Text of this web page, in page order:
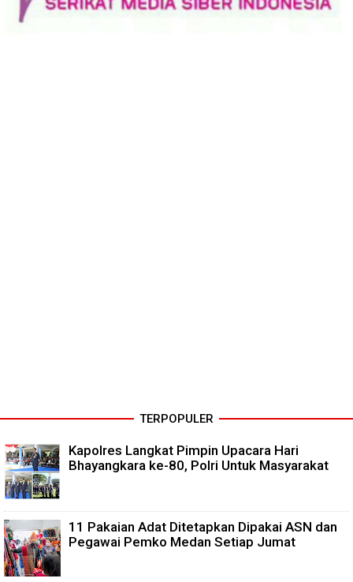
TERPOPULER
Kapolres Langkat Pimpin Upacara Hari
Bhayangkara ke-80, Polri Untuk Masyarakat
11 Pakaian Adat Ditetapkan Dipakai ASN dan
Pegawai Pemko Medan Setiap Jumat